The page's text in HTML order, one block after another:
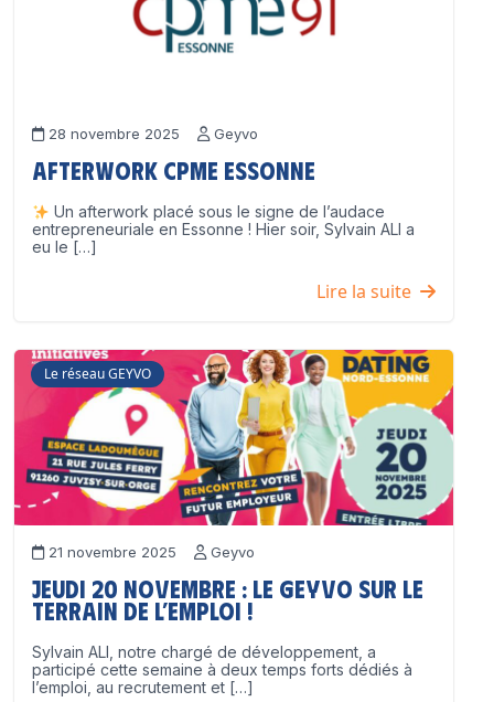
28 novembre 2025 Geyvo
Afterwork CPME Essonne
Un afterwork placé sous le signe de l’audace
entrepreneuriale en Essonne ! Hier soir, Sylvain ALI a
eu le […]
Lire la suite
Le réseau GEYVO
21 novembre 2025 Geyvo
Jeudi 20 novembre : le GEYVO sur le
terrain de l’emploi !
Sylvain ALI, notre chargé de développement, a
participé cette semaine à deux temps forts dédiés à
l’emploi, au recrutement et […]